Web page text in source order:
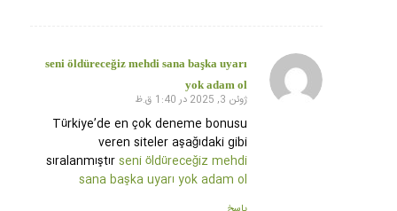
seni öldüreceğiz mehdi sana başka uyarı
yok adam ol
گفته:
ژوئن 3, 2025 در 1:40 ق.ظ
Türkiye’de en çok deneme bonusu
veren siteler aşağıdaki gibi
sıralanmıştırseni öldüreceğiz mehdi
sana başka uyarı yok adam ol